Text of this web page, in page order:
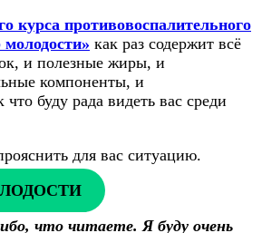
курса противовоспалительного
как раз содержит всё
и полезные жиры, и
компоненты, и
буду рада видеть вас среди
для вас ситуацию.
что читаете. Я буду очень